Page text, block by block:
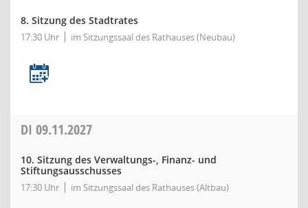
8. Sitzung des Stadtrates
17:30 Uhr im Sitzungssaal des Rathauses (Neubau)
DI 09.11.2027
10. Sitzung des Verwaltungs-, Finanz- und
Stiftungsausschusses
17:30 Uhr im Sitzungssaal des Rathauses (Altbau)